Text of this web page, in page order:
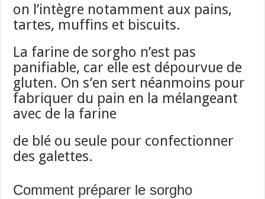
on l’intègre notamment aux pains,
tartes, muffins et biscuits.
La farine de sorgho n’est pas
panifiable, car elle est dépourvue de
gluten. On s’en sert néanmoins pour
fabriquer du pain en la mélangeant
avec de la farine
de blé ou seule pour confectionner
des galettes.
Comment préparer le sorgho